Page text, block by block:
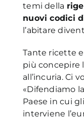
temi della
nuovi codici
l’abitare
Tante ricette
più concepire
all’incuria. Ci
«Difendiamo
Paese in cui
interviene